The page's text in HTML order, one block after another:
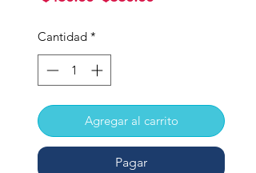
Cantidad *
Agregar al carrito
Pagar